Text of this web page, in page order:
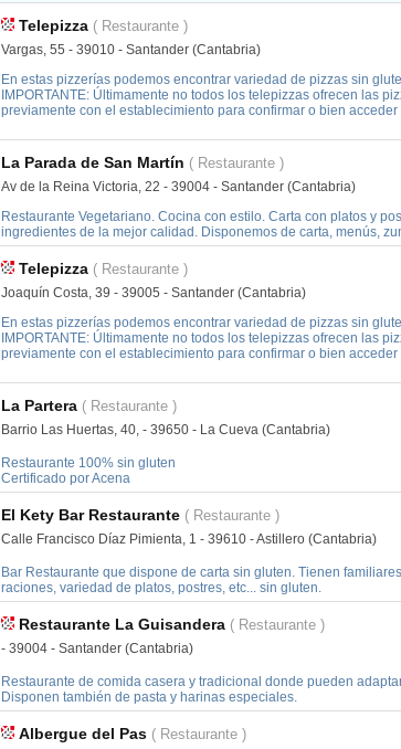
Telepizza ( Restaurante )
Vargas, 55 - 39010 - Santander (Cantabria)
En estas pizzerías podemos encontrar variedad de pizzas sin
IMPORTANTE: Últimamente no todos los telepizzas ofrecen las
previamente con el establecimiento para confirmar o bien acceder
La Parada de San Martín ( Restaurante )
Av de la Reina Victoria, 22 - 39004 - Santander (Cantabria)
Restaurante Vegetariano. Cocina con estilo. Carta con platos y
ingredientes de la mejor calidad. Disponemos de carta, menús,
Telepizza ( Restaurante )
Joaquín Costa, 39 - 39005 - Santander (Cantabria)
En estas pizzerías podemos encontrar variedad de pizzas sin
IMPORTANTE: Últimamente no todos los telepizzas ofrecen las
previamente con el establecimiento para confirmar o bien acceder
La Partera ( Restaurante )
Barrio Las Huertas, 40, - 39650 - La Cueva (Cantabria)
Restaurante 100% sin gluten
Certificado por Acena
El Kety Bar Restaurante ( Restaurante )
Calle Francisco Díaz Pimienta, 1 - 39610 - Astillero (Cantabria)
Bar Restaurante que dispone de carta sin gluten. Tienen
raciones, variedad de platos, postres, etc... sin gluten.
Restaurante La Guisandera ( Restaurante )
- 39004 - Santander (Cantabria)
Restaurante de comida casera y tradicional donde pueden
Disponen también de pasta y harinas especiales.
Albergue del Pas ( Restaurante )